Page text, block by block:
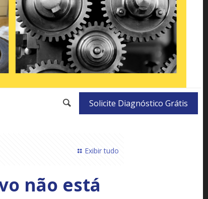
Solicite Diagnóstico Grátis
Exibir tudo
não está